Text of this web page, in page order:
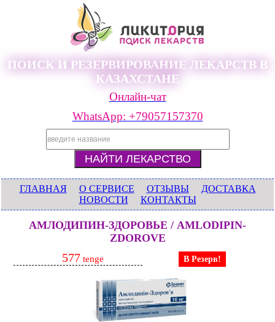
ПОИСК И РЕЗЕРВИРОВАНИЕ ЛЕКАРСТВ В
КАЗАХСТАНЕ
Онлайн-чат
WhatsApp: +79057157370
ГЛАВНАЯ О СЕРВИСЕ ОТЗЫВЫ
ДОСТАВКА
НОВОСТИ
КОНТАКТЫ
АМЛОДИПИН-ЗДОРОВЬЕ / AMLODIPIN-
ZDOROVE
577 tenge В Резерв!